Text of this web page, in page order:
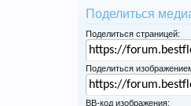
Поделиться
Поделиться страницей:
Поделиться
BB-код изображения: